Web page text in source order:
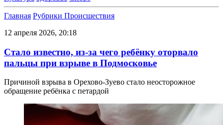
Главная Рубрики Происшествия
12 апреля 2026, 20:18
Стало известно, из-за чего ребёнку оторвало
пальцы при взрыве в Подмосковье
Причиной взрыва в Орехово-Зуево стало неосторожное
обращение ребёнка с петардой